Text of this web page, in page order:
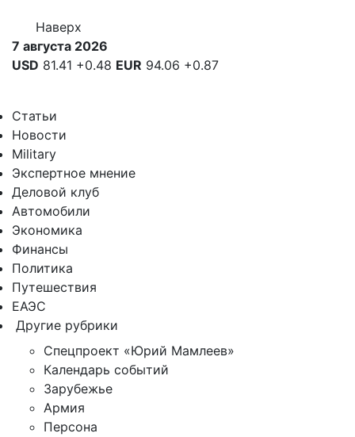
Наверх
7 августа 2026
USD 81.41 +0.48 EUR 94.06 +0.87
Статьи
Новости
Military
Экспертное мнение
Деловой клуб
Автомобили
Экономика
Финансы
Политика
Путешествия
ЕАЭС
Другие рубрики
Спецпроект «Юрий Мамлеев»
Календарь событий
Зарубежье
Армия
Персона